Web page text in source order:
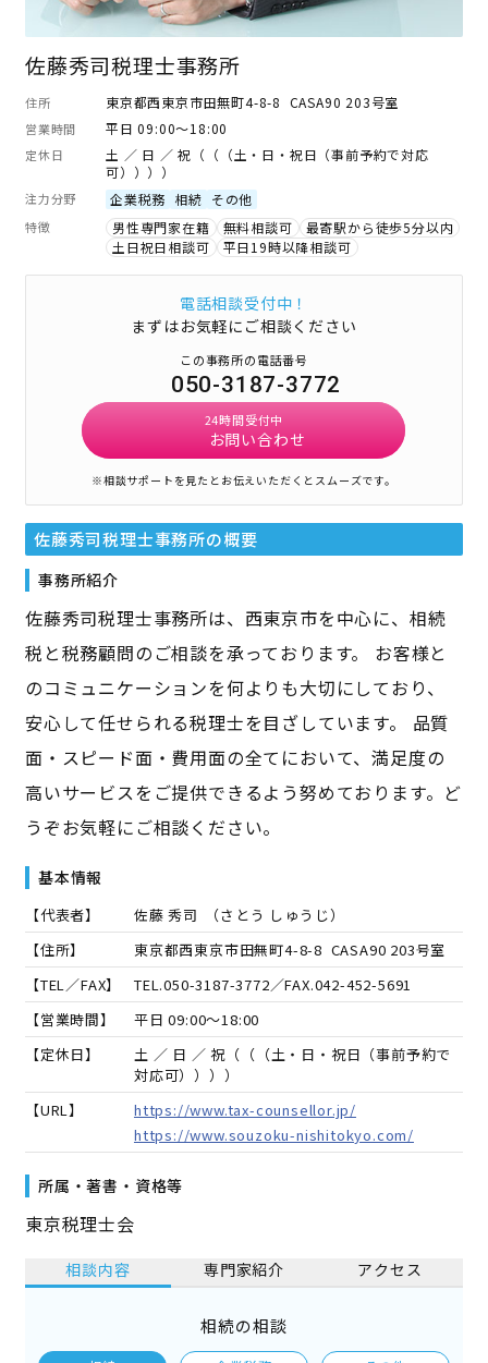
佐藤秀司税理士事務所
住所 東京都西東京市田無町4-8-8 CASA90 203号室
営業時間 平日 09:00～18:00
定休日
土 ／ 日 ／ 祝（（（土・日・祝日（事前予約で対応
可））））
注力分野 企業税務 相続 その他
特徴 男性専門家在籍 無料相談可
最寄駅から徒歩5分以内
土日祝日相談可
平日19時以降相談可
電話相談受付中！
まずはお気軽にご相談ください
この事務所の電話番号
050-3187-3772
24時間受付中
お問い合わせ
※相談サポートを見たとお伝えいただくとスムーズです。
佐藤秀司税理士事務所の概要
事務所紹介
佐藤秀司税理士事務所は、西東京市を中心に、相続
税と税務顧問のご相談を承っております。 お客様と
のコミュニケーションを何よりも大切にしており、
安心して任せられる税理士を目ざしています。 品質
面・スピード面・費用面の全てにおいて、満足度の
高いサービスをご提供できるよう努めております。ど
うぞお気軽にご相談ください。
基本情報
【代表者】 佐藤 秀司 （さとう しゅうじ）
【住所】
東京都西東京市田無町4-8-8 CASA90 203号室
【TEL／FAX】
TEL.050-3187-3772／FAX.042-452-5691
【営業時間】
平日 09:00～18:00
【定休日】
土 ／ 日 ／ 祝（（（土・日・祝日（事前予約で
対応可））））
【URL】
https://www.tax-counsellor.jp/
https://www.souzoku-nishitokyo.com/
所属・著書・資格等
東京税理士会
相談内容 専門家紹介 アクセス
相続の相談